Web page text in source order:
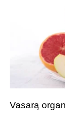
Vasarą